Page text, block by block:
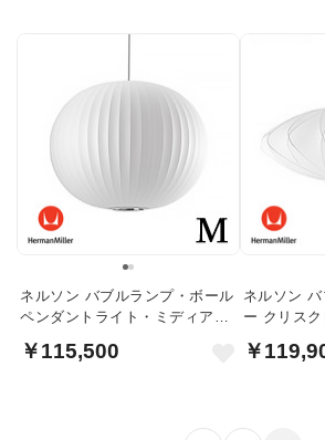
ネルソン バブルランプ・ボール
ペンダントライト・ミディアム
￥115,500
ネルソン
ー クリス
￥